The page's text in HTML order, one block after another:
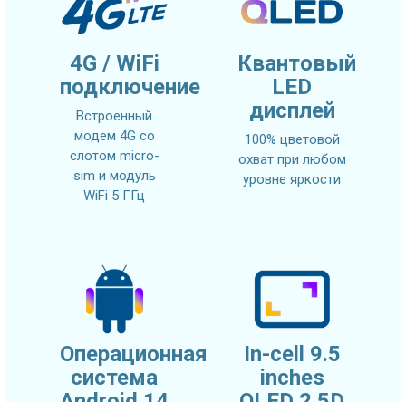
4G / WiFi
подключение
Встроенный
модем 4G со
слотом micro-
sim и модуль
WiFi 5 ГГц
Квантовый
LED
дисплей
100% цветовой
охват при любом
уровне яркости
Операционная
система
In-cell 9.5
inches